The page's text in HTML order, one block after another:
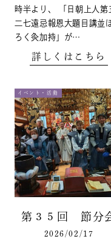
時半より、 「日朝上人第
二七遠忌報恩大題目講並
ろく灸加持」が…
詳しくはこちら
イベント・活動
第３５回 節分
2026/02/17